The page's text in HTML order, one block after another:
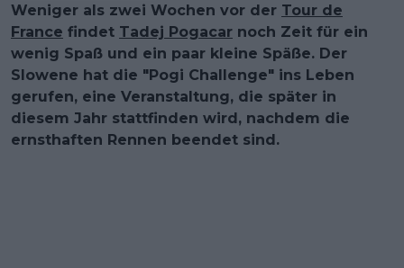
Weniger als zwei Wochen vor der Tour de
France findet Tadej Pogacar noch Zeit für ein
wenig Spaß und ein paar kleine Späße. Der
Slowene hat die "Pogi Challenge" ins Leben
gerufen, eine Veranstaltung, die später in
diesem Jahr stattfinden wird, nachdem die
ernsthaften Rennen beendet sind.